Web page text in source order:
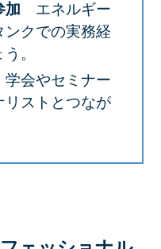
加 エネルギー
ンクでの実務経
。
学会やセミナー
リストとつなが